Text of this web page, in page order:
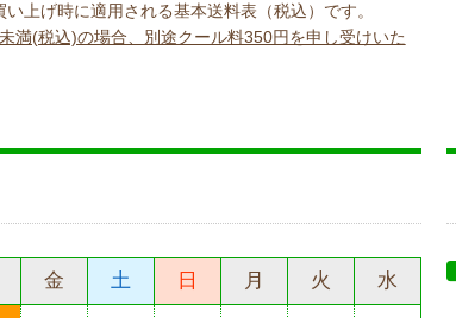
上げ時に適用される基本送料表（税込）です。
満(税込)の場合、別途クール料350円を申し受けいた
金 土 日 月 火 水